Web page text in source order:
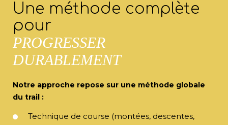
Une méthode complète
pour
PROGRESSER
DURABLEMENT
Notre approche repose sur une méthode globale
du trail :
Technique de course (montées, descentes,